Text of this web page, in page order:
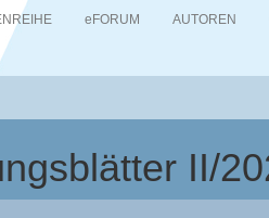
eFORUM AUTOREN
II/